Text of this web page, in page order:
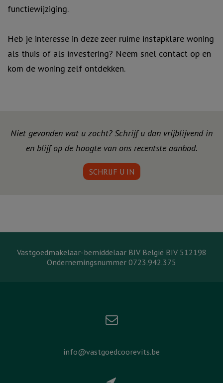
functiewijziging.
Heb je interesse in deze zeer ruime instapklare woning
als thuis of als investering? Neem snel contact op en
kom de woning zelf ontdekken.
Niet gevonden wat u zocht? Schrijf u dan vrijblijvend in
en blijf op de hoogte van ons recentste aanbod.
SCHRIJF U IN
Vastgoedmakelaar-bemiddelaar BIV België BIV 512198
Ondernemingsnummer 0723.942.375
info@vastgoedcoorevits.be